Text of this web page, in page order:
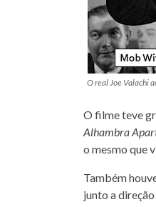
O real Joe Valachi
O filme teve
Alhambra
o mesmo que
Também
junto a